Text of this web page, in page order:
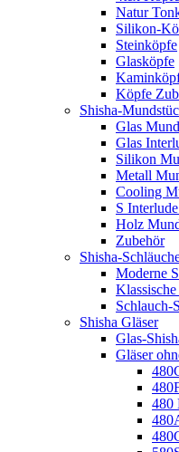
Natur
Silikon-
Steinköpfe
Glasköpfe
Köpfe
Shisha-
Glas
Glas
Silikon
Metall
Cooling
S
Holz
Zubehör
Shisha-
Moderne
Schlauch-
Shisha Gläser
Glas-
Gläser
480